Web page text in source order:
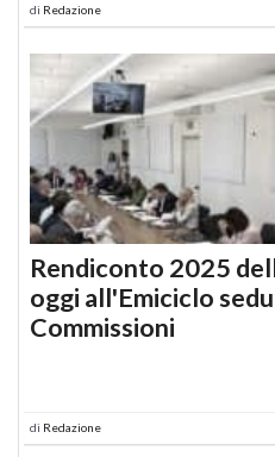
di Redazione
Rendiconto 2025
oggi all'Emiciclo
Commissioni
di Redazione